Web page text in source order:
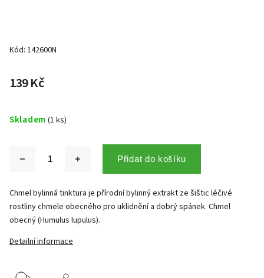
Kód: 142600N
139 Kč
Skladem (1 ks)
Přidat do košíku
Chmel bylinná tinktura je přírodní bylinný extrakt ze šištic léčivé
rostliny chmele obecného pro uklidnění a dobrý spánek. Chmel
obecný (Humulus lupulus).
Detailní informace